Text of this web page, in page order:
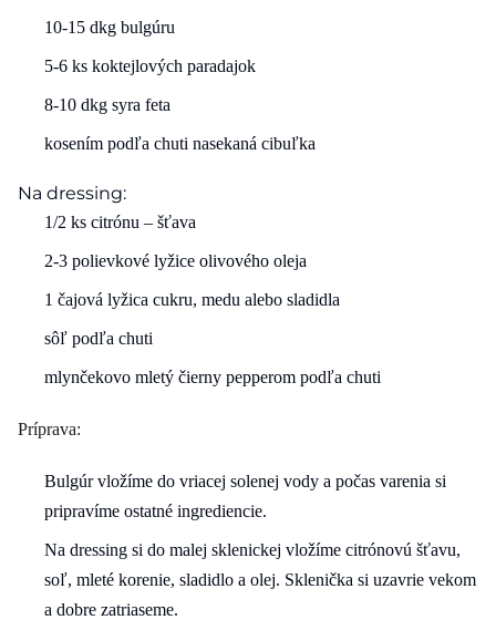
10-15 dkg bulgúru
5-6 ks koktejlových paradajok
8-10 dkg syra feta
kosením podľa chuti nasekaná cibuľka
Na dressing:
1/2 ks citrónu – šťava
2-3 polievkové lyžice olivového oleja
1 čajová lyžica cukru, medu alebo sladidla
sôľ podľa chuti
mlynčekovo mletý čierny pepperom podľa chuti
Príprava:
Bulgúr vložíme do vriacej solenej vody a počas varenia si
pripravíme ostatné ingrediencie.
Na dressing si do malej sklenickej vložíme citrónovú šťavu,
soľ, mleté korenie, sladidlo a olej. Sklenička si uzavrie vekom
a dobre zatriaseme.